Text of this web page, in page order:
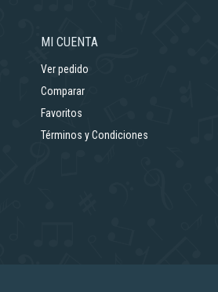
MI CUENTA
Ver pedido
Comparar
Favoritos
Términos y Condiciones